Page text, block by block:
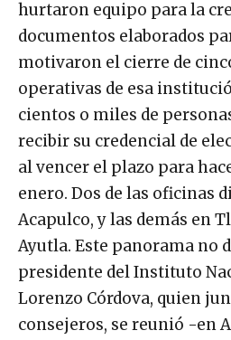
hurtaron equipo para la
documentos elaborados
motivaron el cierre de
operativas de esa
cientos o miles de
recibir su credencial de
al vencer el plazo para
enero. Dos de las oficinas
Acapulco, y las demás en
Ayutla. Este panorama no
presidente del Instituto
Lorenzo Córdova, quien
consejeros, se reunió -en